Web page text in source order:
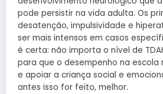
pode persistir na vida adulta. Os
desatenção, impulsividade e
ser mais intensos em casos
é certa: não importa o nível de
para que o desempenho na escola
e apoiar a criança social e
antes isso for feito, melhor.